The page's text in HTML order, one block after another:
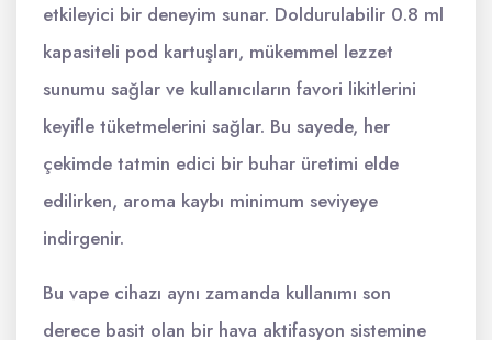
etkileyici bir deneyim sunar. Doldurulabilir 0.8 ml
kapasiteli pod kartuşları, mükemmel lezzet
sunumu sağlar ve kullanıcıların favori likitlerini
keyifle tüketmelerini sağlar. Bu sayede, her
çekimde tatmin edici bir buhar üretimi elde
edilirken, aroma kaybı minimum seviyeye
indirgenir.
Bu vape cihazı aynı zamanda kullanımı son
derece basit olan bir hava aktifasyon sistemine